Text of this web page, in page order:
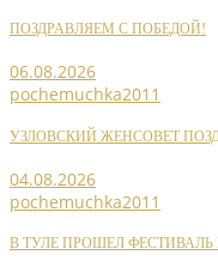
ПОЗДРАВЛЯЕМ С ПОБЕДОЙ!
06.08.2026
pochemuchka2011
УЗЛОВСКИЙ ЖЕНСОВЕТ
04.08.2026
pochemuchka2011
В ТУЛЕ ПРОШЕЛ